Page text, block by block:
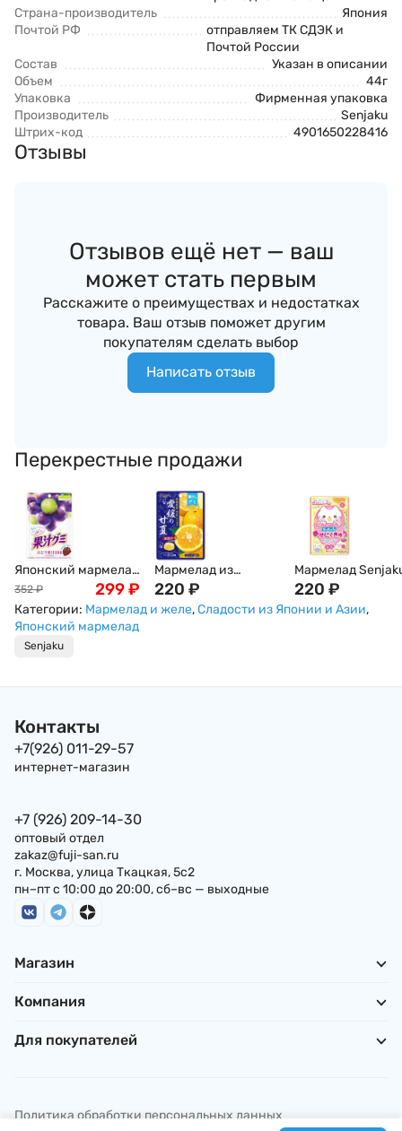
Страна-производитель
Япония
Почтой РФ
отправляем ТК СДЭК и
Почтой России
Состав
Указан в описании
Объем
44г
Упаковка
Фирменная упаковка
Производитель
Senjaku
Штрих-код
4901650228416
Отзывы
Отзывов ещё нет — ваш
может стать первым
Расскажите о преимуществах и недостатках
товара. Ваш отзыв поможет другим
покупателям сделать выбор
Написать отзыв
Перекрестные продажи
Японский мармелад
виноградный Meiji,
54г
352 ₽ 299₽
Мармелад из
цитруса Сэтока,
префектура Эхимэ
220 ₽
Мармелад
Кошкины Лапки -
персиковые/
220 ₽
Категории: Мармелад и желе,Сладости из Японии и Азии,
Японский мармелад
Senjaku
Контакты
+7(926) 011-29-57
интернет-магазин
+7 (926) 209-14-30
оптовый отдел
zakaz@fuji-san.ru
г. Москва, улица Ткацкая, 5с2
пн–пт с 10:00 до 20:00, сб–вс — выходные
Магазин
Компания
Для покупателей
Политика обработки персональных данных